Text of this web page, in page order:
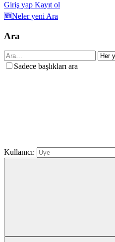
Giriş yap Kayıt ol
🆕Neler yeni Ara
Ara
Sadece başlıkları ara
Kullanıcı: